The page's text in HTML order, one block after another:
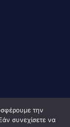
την
συνεχίσετε να